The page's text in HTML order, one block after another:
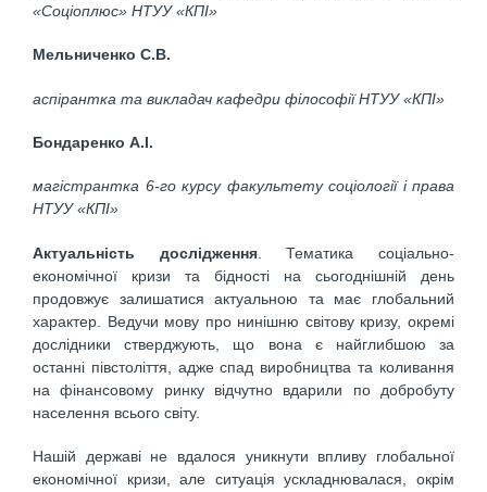
«Соціоплюс» НТУУ «КПІ»
Мельниченко С.В.
аспірантка та викладач кафедри філософії НТУУ «КПІ»
Бондаренко А.І.
магістрантка 6-го курсу факультету соціології і права
НТУУ «КПІ»
Актуальність дослідження. Тематика соціально-
економічної кризи та бідності на сьогоднішній день
продовжує залишатися актуальною та має глобальний
характер. Ведучи мову про нинішню світову кризу, окремі
дослідники стверджують, що вона є найглибшою за
останні півстоліття, адже спад виробництва та коливання
на фінансовому ринку відчутно вдарили по добробуту
населення всього світу.
Нашій державі не вдалося уникнути впливу глобальної
економічної кризи, але ситуація ускладнювалася, окрім